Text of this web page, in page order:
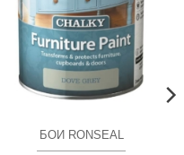
БОИ RONSEAL